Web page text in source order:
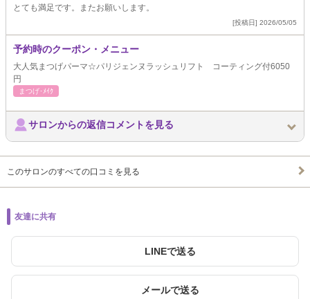
とても満足です。またお願いします。
[投稿日] 2026/05/05
予約時のクーポン・メニュー
大人気まつげパーマ☆パリジェンヌラッシュリフト コーティング付6050
円
まつげ･ﾒｲｸ
サロンからの返信コメントを見る
このサロンのすべての口コミを見る
友達に共有
LINEで送る
メールで送る